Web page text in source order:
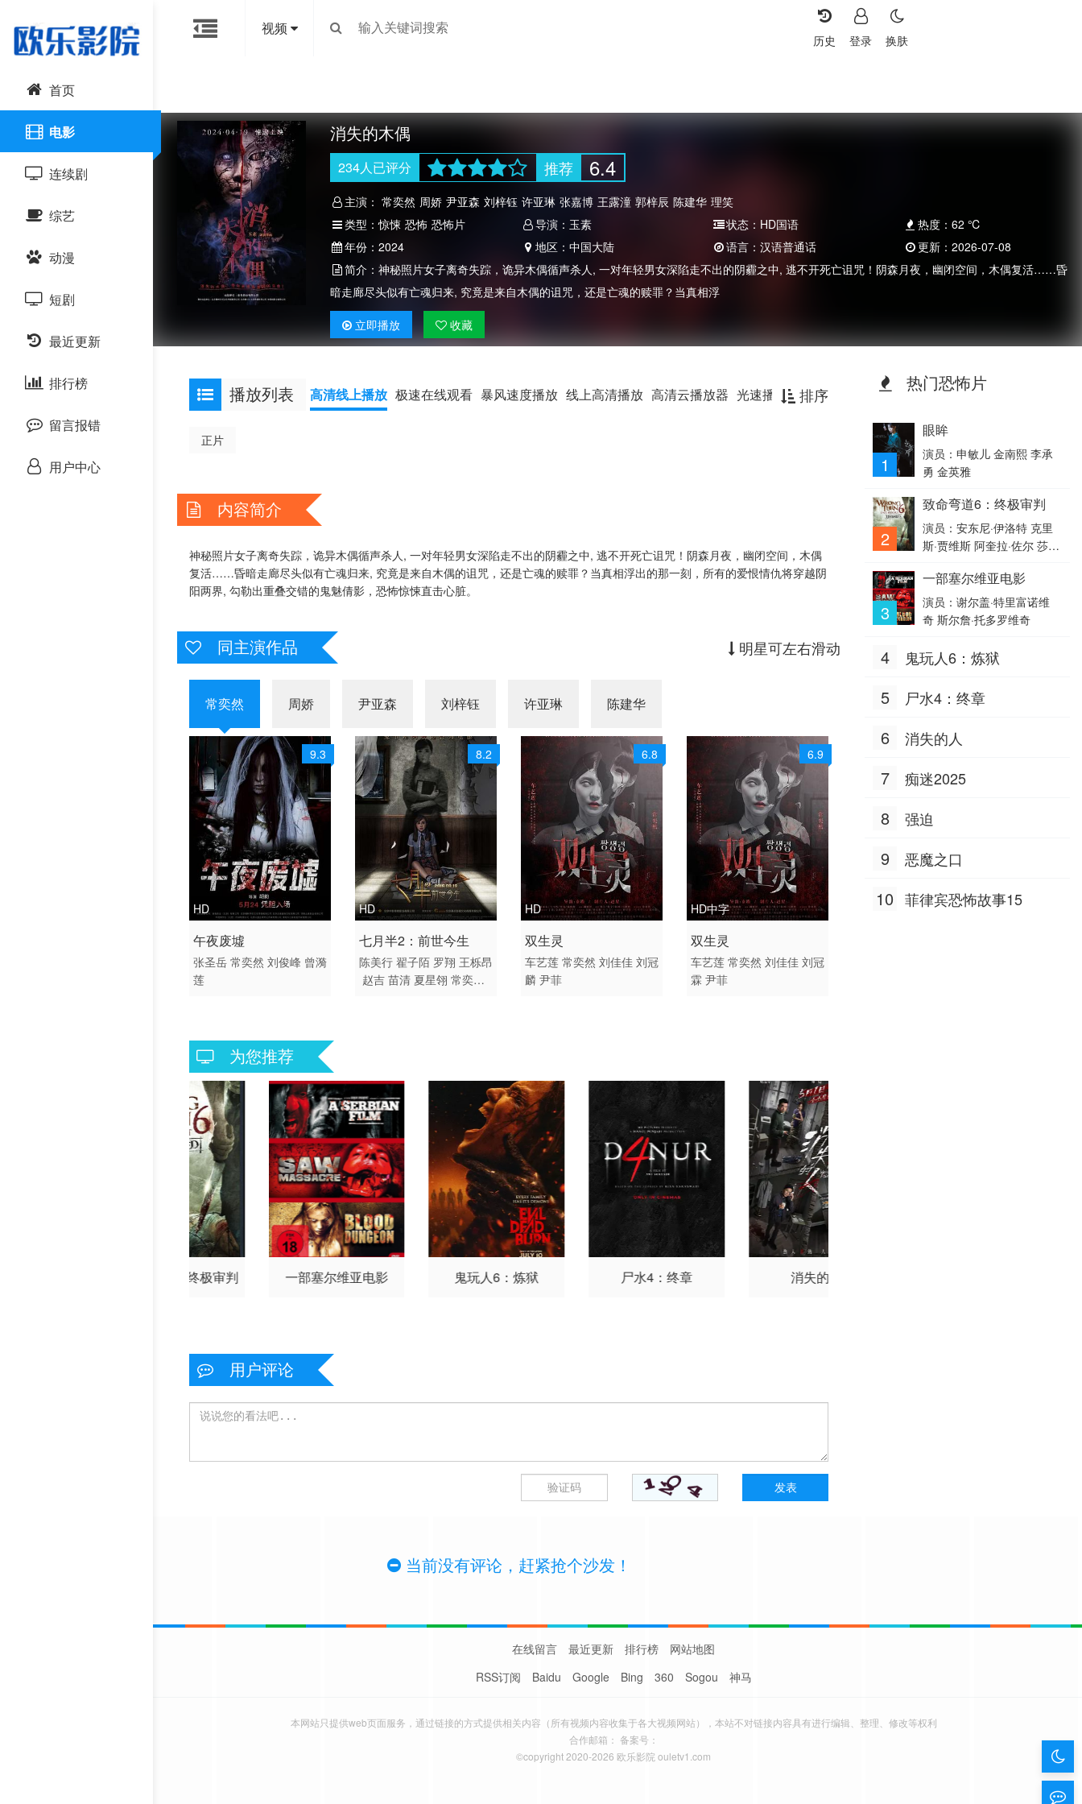
视频
换肤
登录
历史
首页
电影
连续剧
国产剧
港台剧
日韩剧
欧美剧
泰国剧
综艺
大陆综艺
日韩综艺
港台综艺
欧美综艺
动漫
国产动漫
日韩动漫
欧美动漫
短剧
最近更新
排行榜
留言报错
用户中心
消失的木偶
234人已评分 推荐 6.4
主演： 常奕然 周娇 尹亚森 刘梓钰 许亚琳 张嘉博 王露潼 郭梓辰 陈建华 理笑
类型：惊悚 恐怖 恐怖片 导演： 玉素 状态： HD国语 热度： 62 ℃
年份： 2024 地区：中国大陆 语言：汉语普通话 更新： 2026-07-08
简介： 神秘照片女子离奇失踪，诡异木偶循声杀人, 一对年轻男女深陷走不出的阴霾之中, 逃不开死亡诅咒！阴森月夜，幽闭空间，木偶复活……昏
暗走廊尽头似有亡魂归来, 究竟是来自木偶的诅咒，还是亡魂的赎罪？当真相浮
立即播放 收藏
播放列表 排序
高清线上播放 极速在线观看 暴风速度播放 线上高清播放 高清云播放器 光速播放
正片
内容简介
神秘照片女子离奇失踪，诡异木偶循声杀人, 一对年轻男女深陷走不出的阴霾之中, 逃不开死亡诅咒！阴森月夜，幽闭空间，木偶
复活……昏暗走廊尽头似有亡魂归来, 究竟是来自木偶的诅咒，还是亡魂的赎罪？当真相浮出的那一刻，所有的爱恨情仇将穿越阴
阳两界, 勾勒出重叠交错的鬼魅倩影，恐怖惊悚直击心脏。
同主演作品 明星可左右滑动
常奕然 周娇 尹亚森 刘梓钰 许亚琳 陈建华
9.3
HD
2019 / 大陆 / 国语
恐怖
午夜废墟
张圣岳 常奕然 刘俊峰 曾漪
莲
8.2
HD
2016 / 大陆 / 国语
剧情 悬疑 惊悚 恐怖
七月半2：前世今生
陈美行 翟子陌 罗翔 王栎昂
赵吉 苗清 夏星翎 常奕然
6.8
HD
2015 / 中国大陆 / 汉语普
通话
恐怖
双生灵
车艺莲 常奕然 刘佳佳 刘冠
麟 尹菲
6.9
HD中字
2015 / 大陆 / 国语
悬疑 惊悚 剧情
双生灵
车艺莲 常奕然 刘佳佳 刘冠
霖 尹菲
为您推荐
致命弯道6：终极审判 一部塞尔维亚电影 鬼玩人6：炼狱 尸水4：终章 消失的人
用户评论
当前没有评论，赶紧抢个沙发！
热门恐怖片
1
眼眸
演员：申敏儿 金南熙 李承
勇 金英雅
2
致命弯道6：终极审判
演员：安东尼·伊洛特 克里
斯·贾维斯 阿奎拉·佐尔 莎蒂
什沃斯 Harry Belcher 乔·贾
米纳拉 罗克珊·帕利特 拉多
斯拉夫·巴瓦诺夫 丹柯·约尔
Robinson 塔莉塔·吕克-厄德
尔 卢克·卡森斯
3
一部塞尔维亚电影
演员：谢尔盖·特里富诺维
奇 斯尔詹·托多罗维奇
4 鬼玩人6：炼狱
5 尸水4：终章
6 消失的人
7 痴迷2025
8 强迫
9 恶魔之口
10 菲律宾恐怖故事15
暗
色留
在线留言 最近更新 排行榜
网站地图
RSS订阅
Baidu Google Bing 360 Sogou 神马
本网站只提供web页面服务，通过链接的方式提供相关内容（所有视频内容收集于各大视频网站），本站不对链接内容具有进行编辑、整理、修改等权利
合作邮箱： 备案号：
©copyright 2020-2026 欧乐影院 ouletv1.com